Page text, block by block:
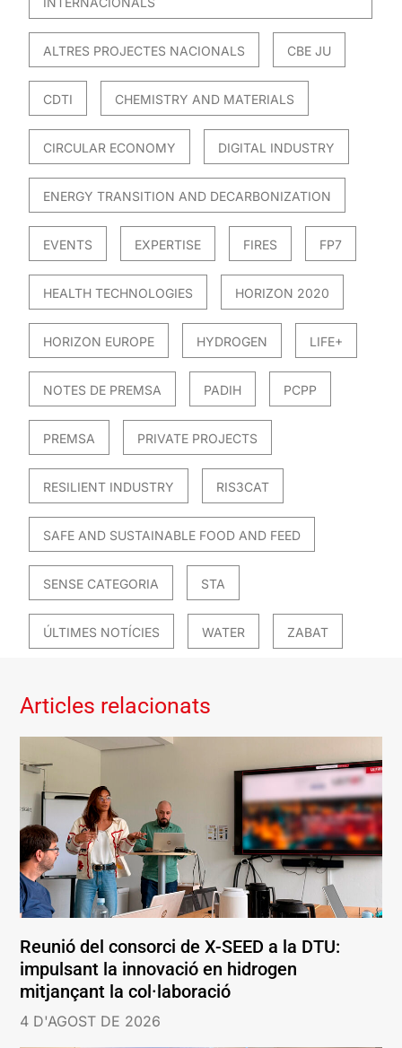
ALTRES PROJECTES NACIONALS CBE JU
CDTI CHEMISTRY AND MATERIALS
CIRCULAR ECONOMY DIGITAL INDUSTRY
ENERGY TRANSITION AND DECARBONIZATION
EVENTS EXPERTISE FIRES FP7
HEALTH TECHNOLOGIES HORIZON 2020
HORIZON EUROPE HYDROGEN LIFE+
NOTES DE PREMSA PADIH PCPP
PREMSA PRIVATE PROJECTS
RESILIENT INDUSTRY RIS3CAT
SAFE AND SUSTAINABLE FOOD AND FEED
SENSE CATEGORIA STA
ÚLTIMES NOTÍCIES WATER ZABAT
Articles relacionats
Reunió del consorci de X-SEED a la DTU:
impulsant la innovació en hidrogen
mitjançant la col·laboració
4 D'AGOST DE 2026